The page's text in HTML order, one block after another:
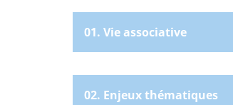
01. Vie associative
02. Enjeux thématiques